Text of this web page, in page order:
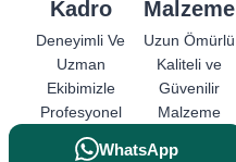
Kadro
Malzeme
Deneyimli Ve
Uzman
Ekibimizle
Profesyonel
Hizmet.
Uzun Ömürlü
Kaliteli ve
Güvenilir
Malzeme
WhatsApp